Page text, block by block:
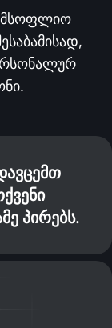
მსოფლიო
პირებს.